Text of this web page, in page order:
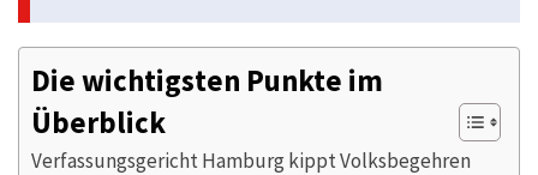
Die wichtigsten Punkte im
Überblick
Verfassungsgericht Hamburg kippt Volksbegehren